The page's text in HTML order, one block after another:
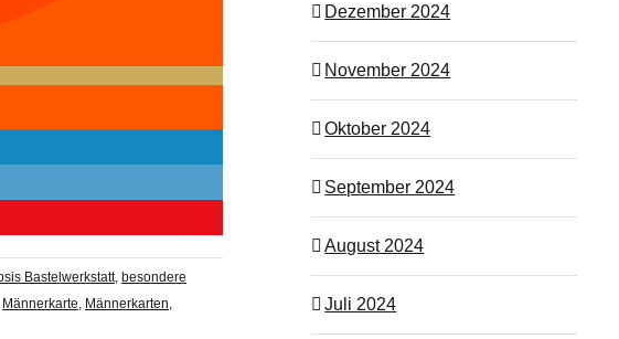
Bastelwerkstatt, besondere
Männerkarte, Männerkarten,
Dezember 2024
November 2024
Oktober 2024
September 2024
August 2024
Juli 2024